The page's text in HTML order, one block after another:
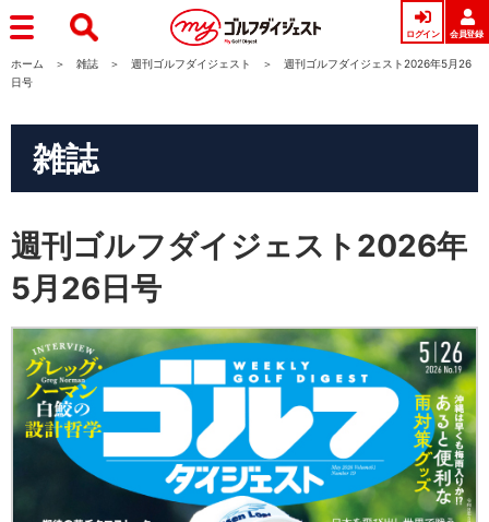
ログイン 会員登録
ホーム 雑誌 週刊ゴルフダイジェスト
週刊ゴルフダイジェスト2026年5月26
日号
雑誌
週刊ゴルフダイジェスト2026年
5月26日号